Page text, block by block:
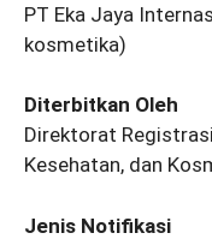
PT Eka Jaya
kosmetika)
Diterbitkan Oleh
Direktorat
Kesehatan, dan
Jenis Notifikasi